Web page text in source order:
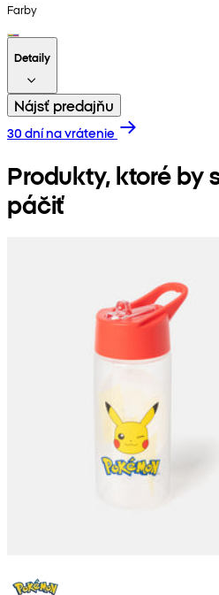
Farby
Detaily
Nájsť predajňu
30 dní na vrátenie
Produkty, ktoré by
páčiť